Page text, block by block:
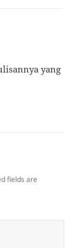
yang
fields are